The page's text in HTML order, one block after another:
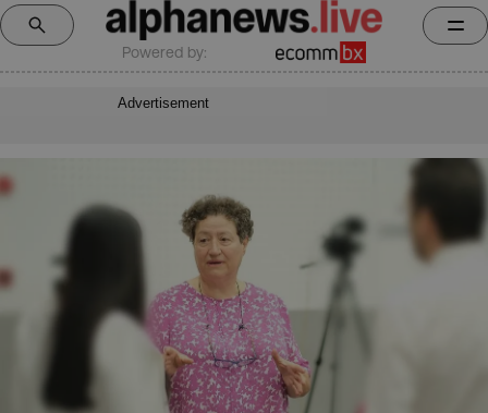
Powered by:
Advertisement